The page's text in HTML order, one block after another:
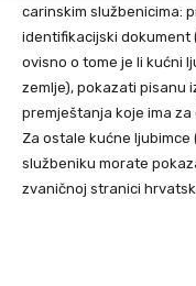
carinskim službenicima:
identifikacijski
ovisno o tome je li kućni
zemlje), pokazati pisanu
premještanja koje ima za
Za ostale kućne
službeniku morate
zvaničnoj stranici